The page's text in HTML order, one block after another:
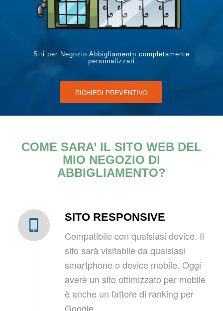
Siti per Negozio Abbigliamento completamente
personalizzati
RICHIEDI PREVENTIVO
COME SARA’ IL SITO WEB DEL
MIO NEGOZIO DI
ABBIGLIAMENTO?
SITO RESPONSIVE
Compatibile con qualsiasi device. Il
sito sarà visitabile da qualsiasi
smartphone o device mobile. Oggi
avere un sito ottimizzato per mobile
è anche un fattore di ranking per
Google.